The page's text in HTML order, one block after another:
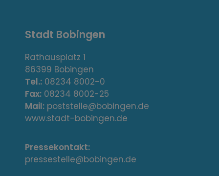
A
d
r
e
s
s
e
/
Stadt Bobingen
Rathausplatz 1
86399 Bobingen
Tel.: 08234 8002-0
Fax: 08234 8002-25
Mail: poststelle@bobingen.de
www.stadt-bobingen.de
Pressekontakt:
pressestelle@bobingen.de